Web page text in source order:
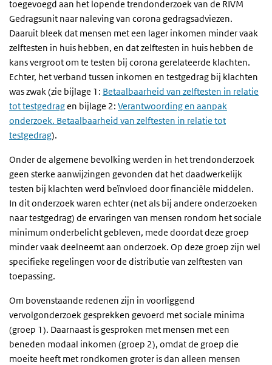
toegevoegd aan het lopende trendonderzoek van de RIVM
Gedragsunit naar naleving van corona gedragsadviezen.
Daaruit bleek dat mensen met een lager inkomen minder vaak
zelftesten in huis hebben, en dat zelftesten in huis hebben de
kans vergroot om te testen bij corona gerelateerde klachten.
Echter, het verband tussen inkomen en testgedrag bij klachten
was zwak (zie bijlage 1: Betaalbaarheid van zelftesten in relatie
tot testgedragen bijlage 2: Verantwoording en aanpak
onderzoek. Betaalbaarheid van zelftesten in relatie tot
testgedrag).
Onder de algemene bevolking werden in het trendonderzoek
geen sterke aanwijzingen gevonden dat het daadwerkelijk
testen bij klachten werd beïnvloed door financiële middelen.
In dit onderzoek waren echter (net als bij andere onderzoeken
naar testgedrag) de ervaringen van mensen rondom het sociale
minimum onderbelicht gebleven, mede doordat deze groep
minder vaak deelneemt aan onderzoek. Op deze groep zijn wel
specifieke regelingen voor de distributie van zelftesten van
toepassing.
Om bovenstaande redenen zijn in voorliggend
vervolgonderzoek gesprekken gevoerd met sociale minima
(groep 1). Daarnaast is gesproken met mensen met een
beneden modaal inkomen (groep 2), omdat de groep die
moeite heeft met rondkomen groter is dan alleen mensen